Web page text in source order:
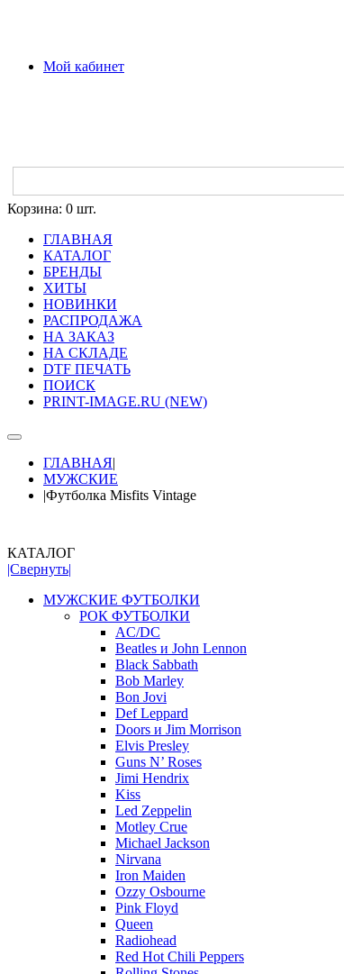
Мой кабинет
Корзина: 0 шт.
ГЛАВНАЯ
КАТАЛОГ
БРЕНДЫ
ХИТЫ
НОВИНКИ
РАСПРОДАЖА
НА ЗАКАЗ
НА СКЛАДЕ
DTF ПЕЧАТЬ
ПОИСК
PRINT-IMAGE.RU (NEW)
ГЛАВНАЯ|
МУЖСКИЕ
|Футболка Misfits Vintage
КАТАЛОГ
|Свернуть|
МУЖСКИЕ ФУТБОЛКИ
РОК ФУТБОЛКИ
AC/DC
Beatles и John Lennon
Black Sabbath
Bob Marley
Bon Jovi
Def Leppard
Doors и Jim Morrison
Elvis Presley
Guns N’ Roses
Jimi Hendrix
Kiss
Led Zeppelin
Motley Crue
Michael Jackson
Nirvana
Iron Maiden
Ozzy Osbourne
Pink Floyd
Queen
Radiohead
Red Hot Chili Peppers